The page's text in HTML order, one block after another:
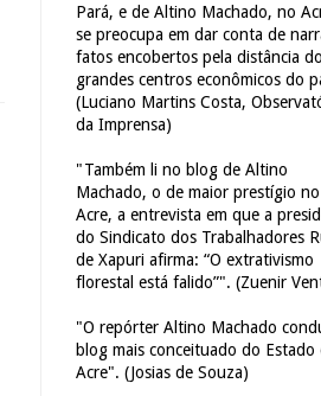
Pará, e de Altino Machado, no
se preocupa em dar conta de
fatos encobertos pela distância
grandes centros econômicos do
(Luciano Martins Costa,
da Imprensa)
"Também li no blog de Altino
Machado, o de maior prestígio no
Acre, a entrevista em que a
do Sindicato dos Trabalhadores
de Xapuri afirma: “O extrativismo
florestal está falido”". (Zuenir
"O repórter Altino Machado
blog mais conceituado do Estado
Acre". (Josias de Souza)